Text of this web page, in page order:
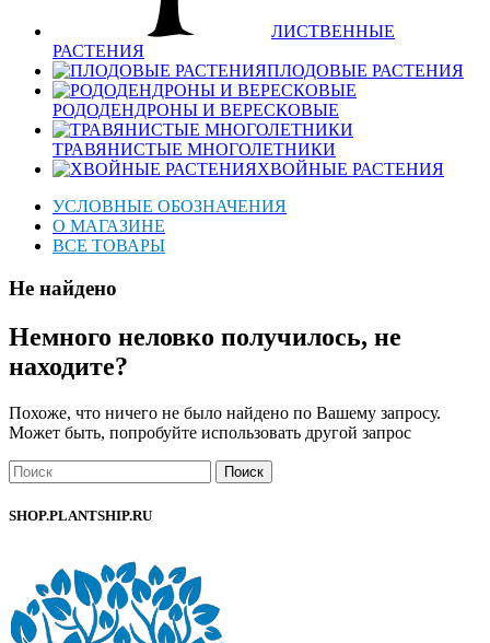
ЛИСТВЕННЫЕ
РАСТЕНИЯ
ПЛОДОВЫЕ РАСТЕНИЯ
РОДОДЕНДРОНЫ И ВЕРЕСКОВЫЕ
ТРАВЯНИСТЫЕ МНОГОЛЕТНИКИ
ХВОЙНЫЕ РАСТЕНИЯ
УСЛОВНЫЕ ОБОЗНАЧЕНИЯ
О МАГАЗИНЕ
ВСЕ ТОВАРЫ
Не найдено
Немного неловко получилось, не
находите?
Похоже, что ничего не было найдено по Вашему запросу.
Может быть, попробуйте использовать другой запрос
Поиск
SHOP.PLANTSHIP.RU